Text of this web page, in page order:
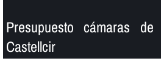
Presupuesto cámaras
Castellcir